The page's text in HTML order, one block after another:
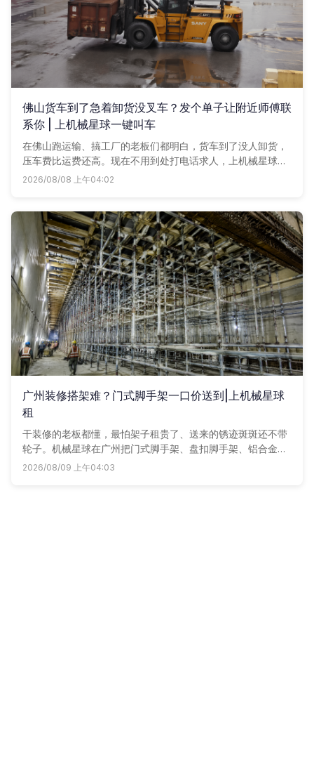
佛山货车到了急着卸货没叉车？发个单子让附近师傅联
系你 | 上机械星球一键叫车
在佛山跑运输、搞工厂的老板们都明白，货车到了没人卸货，
压车费比运费还高。现在不用到处打电话求人，上机械星球发
个用车单子，附近叉车师傅立马给你回电话，多比两家，谁划
2026/08/08 上午04:02
广州装修搭架难？门式脚手架一口价送到|上机械星球
租
干装修的老板都懂，最怕架子租贵了、送来的锈迹斑斑还不带
轮子。机械星球在广州把门式脚手架、盘扣脚手架、铝合金架
子全做成明码一口价，手机下单极速配到工地，不扯皮不加
2026/08/09 上午04:03